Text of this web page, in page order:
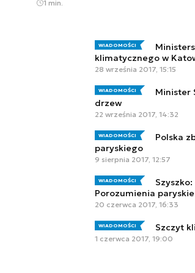
1 min.
WIADOMOŚCI
klimatycznego w
28 września 2017, 15:15
WIADOMOŚCI
Minister
drzew
22 września 2017, 14:32
WIADOMOŚCI
Polska
paryskiego
9 sierpnia 2017, 12:57
WIADOMOŚCI
Porozumienia
20 czerwca 2017, 16:33
WIADOMOŚCI Szczyt
1 czerwca 2017, 19:00